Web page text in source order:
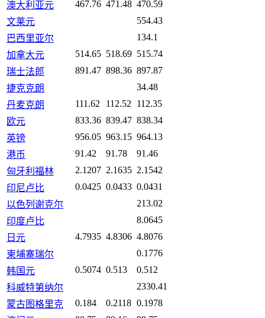
澳大利亚元 467.76 471.48 470.59
文莱元
554.43
巴西里亚尔
134.1
加拿大元
514.65 518.69 515.74
瑞士法郎
891.47 898.36 897.87
捷克克朗
34.48
丹麦克朗
111.62 112.52
112.35
欧元
833.36 839.47 838.34
英镑
956.05 963.15 964.13
港币
91.42 91.78
91.46
匈牙利福林
2.1207 2.1635 2.1542
印尼卢比
0.0425 0.0433 0.0431
以色列谢克尔
213.02
印度卢比
8.0645
日元
4.7935 4.8306 4.8076
柬埔寨瑞尔
0.1776
韩国元
0.5074 0.513
0.512
科威特第纳尔
2330.41
蒙古图格里克
0.184 0.2118 0.1978